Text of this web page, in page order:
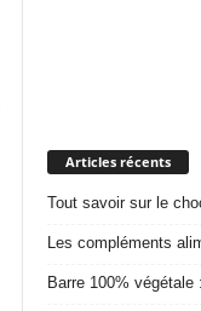
Articles récents
Tout savoir sur le
Les compléments
Barre 100%